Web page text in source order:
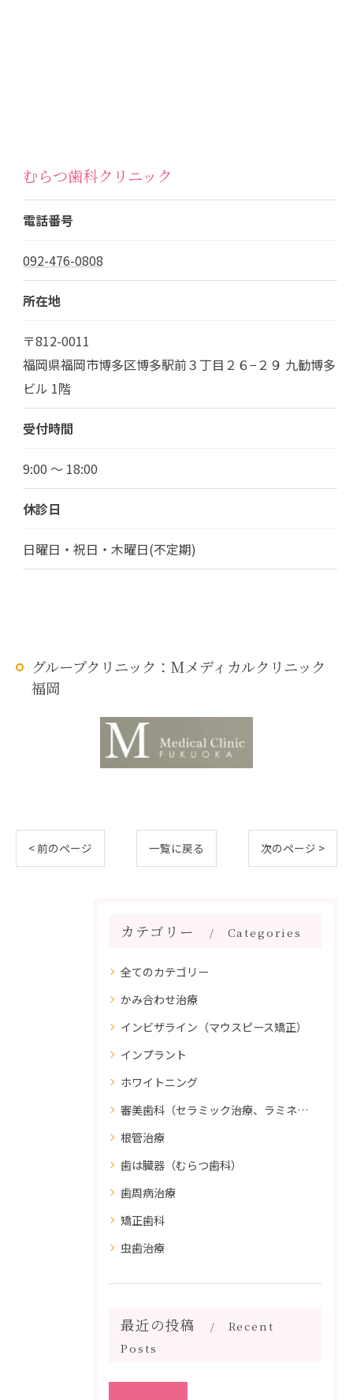
むらつ歯科クリニック
電話番号
092-476-0808
所在地
〒812-0011
福岡県福岡市博多区博多駅前３丁目２６−２９ 九勧博多
ビル 1階
受付時間
9:00 ～ 18:00
休診日
日曜日・祝日・木曜日(不定期)
グループクリニック：Mメディカルクリニック
福岡
< 前のページ 一覧に戻る 次のページ >
カテゴリー Categories
全てのカテゴリー
かみ合わせ治療
インビザライン（マウスピース矯正）
インプラント
ホワイトニング
審美歯科（セラミック治療、ラミネートべニア、ダイレクトボンディング）
根管治療
歯は臓器（むらつ歯科）
歯周病治療
矯正歯科
虫歯治療
最近の投稿
Recent
Posts